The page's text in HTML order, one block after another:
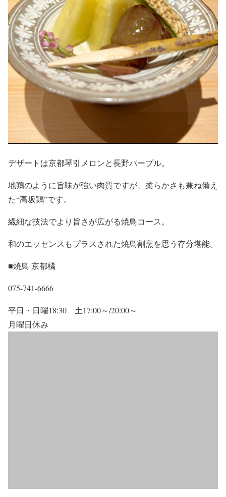
デザートは京都琴引メロンと長野パープル。
地鶏のように旨味が強い肉質ですが、柔らかさも兼ね備え
た“高坂鶏”です。
繊細な技法でより旨さが広がる焼鳥コース。
和のエッセンスもプラスされた焼鳥割烹を思う存分堪能。
■焼鳥 京都橘
075-741-6666
平日・日曜18:30 土17:00～/20:00～
月曜日休み